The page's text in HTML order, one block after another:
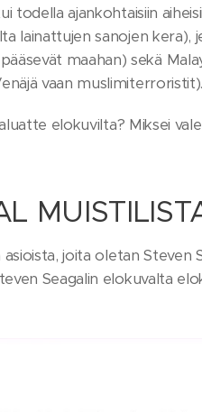
todella ajankohtaisiin
lainattujen sanojen
maahan) sekä
vaan muslimiterroristit).
elokuvilta? Miksei
joita oletan Steven
Seagalin elokuvalta